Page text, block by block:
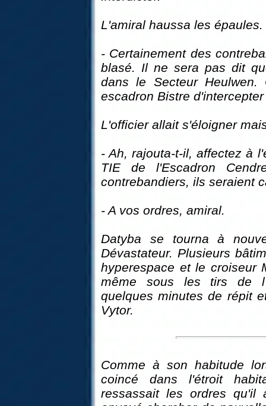
L'amiral haussa les épaules.
- Certainement des
blasé. Il ne sera pas dit
dans le Secteur
escadron Bistre
L'officier allait s'éloigner
- Ah, rajouta-t-il, affectez à
TIE de l'Escadron
contrebandiers, ils seraient
- A vos ordres, amiral.
Datyba se tourna à
Dévastateur. Plusieurs
hyperespace et le croiseur
même sous les tirs de
quelques minutes de répit
Vytor.
Comme à son habitude
coincé dans l'étroit
ressassait les ordres qu'il